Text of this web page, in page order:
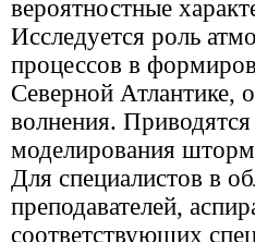
вероятностные
Исследуется роль
процессов в
Северной Атлантике,
волнения.
моделирования
Для специалистов в
преподавателей,
соответствующих